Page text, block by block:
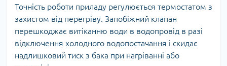
Точність роботи приладу регулюється термостатом з
захистом від перегріву. Запобіжний клапан
перешкоджає витіканню води в водопровід в разі
відключення холодного водопостачання і скидає
надлишковий тиск з бака при нагріванні або